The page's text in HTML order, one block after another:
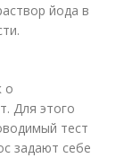
йода в
о
Для этого
тест
задают себе